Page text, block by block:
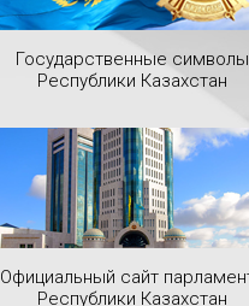
Государственные символы
Республики Казахстан
Официальный сайт
Республики Казахстан